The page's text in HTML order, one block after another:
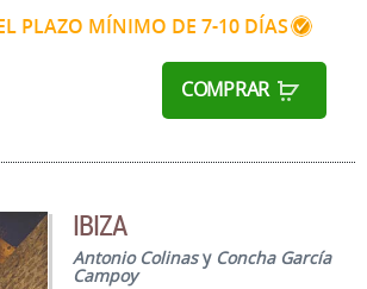
PLAZO MÍNIMO DE 7-10 DÍAS
COMPRAR
IBIZA
Antonio Colinasy Concha García
Campoy